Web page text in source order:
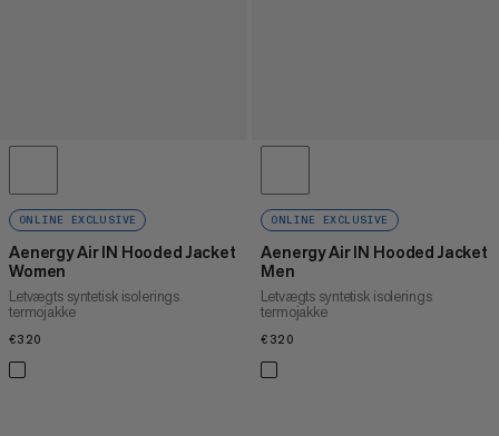
ONLINE EXCLUSIVE
Aenergy Air IN Hooded Jacket
Women
Letvægts syntetisk isolerings
termojakke
€320
ONLINE EXCLUSIVE
Aenergy Air IN Hooded Jacket
Men
Letvægts syntetisk isolerings
termojakke
€320